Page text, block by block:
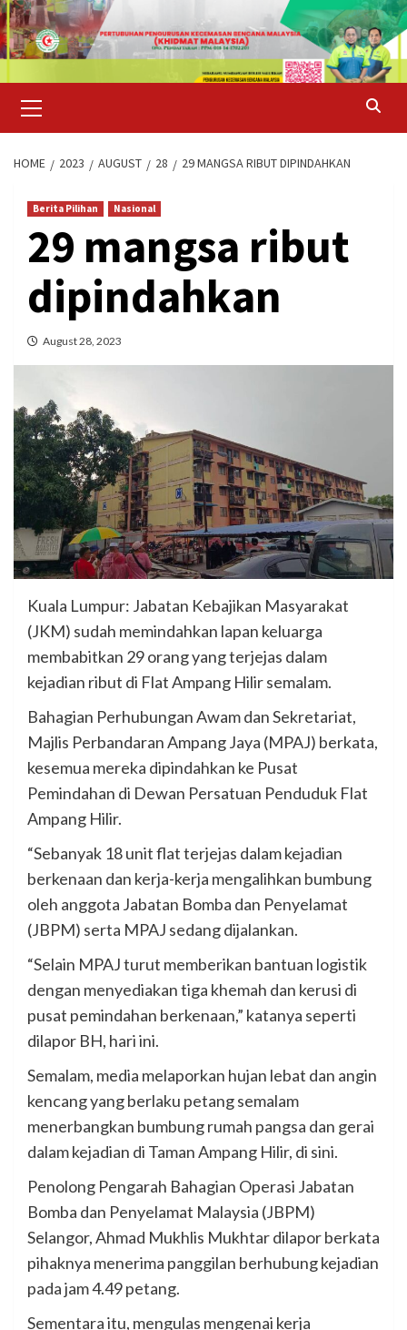
Skip
to
content
Menu
HOME 2023 AUGUST 28 29 MANGSA RIBUT DIPINDAHKAN
Berita Pilihan Nasional
29 mangsa ribut
dipindahkan
August 28, 2023
Kuala Lumpur: Jabatan Kebajikan Masyarakat
(JKM) sudah memindahkan lapan keluarga
membabitkan 29 orang yang terjejas dalam
kejadian ribut di Flat Ampang Hilir semalam.
Bahagian Perhubungan Awam dan Sekretariat,
Majlis Perbandaran Ampang Jaya (MPAJ) berkata,
kesemua mereka dipindahkan ke Pusat
Pemindahan di Dewan Persatuan Penduduk Flat
Ampang Hilir.
“Sebanyak 18 unit flat terjejas dalam kejadian
berkenaan dan kerja-kerja mengalihkan bumbung
oleh anggota Jabatan Bomba dan Penyelamat
(JBPM) serta MPAJ sedang dijalankan.
“Selain MPAJ turut memberikan bantuan logistik
dengan menyediakan tiga khemah dan kerusi di
pusat pemindahan berkenaan,” katanya seperti
dilapor BH, hari ini.
Semalam, media melaporkan hujan lebat dan angin
kencang yang berlaku petang semalam
menerbangkan bumbung rumah pangsa dan gerai
dalam kejadian di Taman Ampang Hilir, di sini.
Penolong Pengarah Bahagian Operasi Jabatan
Bomba dan Penyelamat Malaysia (JBPM)
Selangor, Ahmad Mukhlis Mukhtar dilapor berkata
pihaknya menerima panggilan berhubung kejadian
pada jam 4.49 petang.
Sementara itu, mengulas mengenai kerja